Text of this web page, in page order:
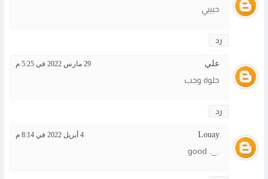
حبيبي
رد
علي 29 مارس 2022 في 5:25 م
حلوة وحب
رد
Louay 4 أبريل 2022 في 8:14 م